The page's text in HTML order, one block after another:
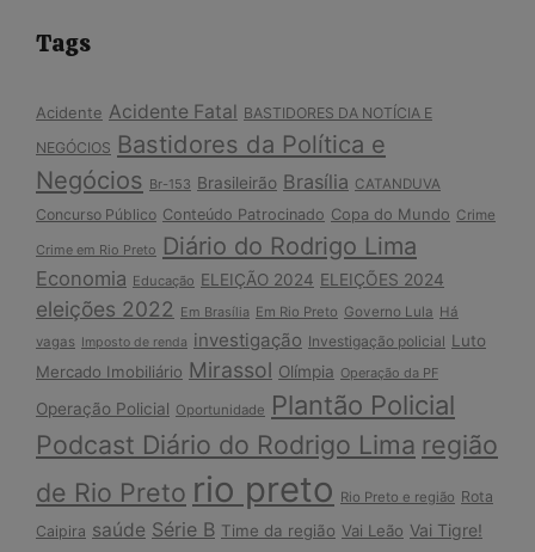
Tags
Acidente Acidente Fatal BASTIDORES DA NOTÍCIA E
NEGÓCIOS Bastidores da Política e
Negócios Br-153 Brasileirão Brasília CATANDUVA
Concurso Público Conteúdo Patrocinado Copa do Mundo Crime
Crime em Rio Preto Diário do Rodrigo Lima
Economia Educação ELEIÇÃO 2024 ELEIÇÕES 2024
eleições 2022 Em Brasília Em Rio Preto Governo Lula Há
vagas
Imposto de renda investigação Investigação policial Luto
Mercado Imobiliário Mirassol Olímpia Operação da PF
Operação Policial Oportunidade Plantão Policial
Podcast Diário do Rodrigo Lima região
de Rio Preto rio preto Rio Preto e região Rota
Caipira saúde Série B Time da região Vai Leão Vai Tigre!